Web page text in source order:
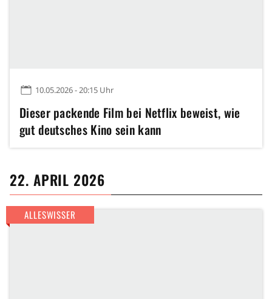
10.05.2026 - 20:15 Uhr
Dieser packende Film bei Netflix beweist, wie
gut deutsches Kino sein kann
22. APRIL 2026
ALLESWISSER